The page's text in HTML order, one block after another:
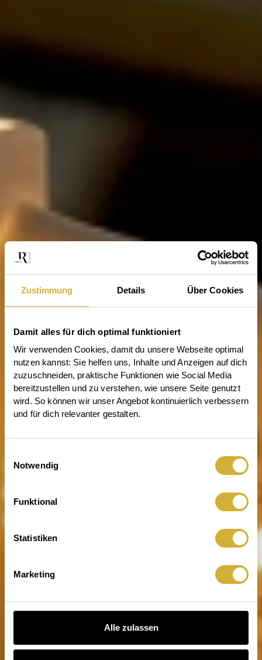
Zustimmung Details Über Cookies
Damit alles für dich optimal funktioniert
Wir verwenden Cookies, damit du unsere Webseite optimal
nutzen kannst: Sie helfen uns, Inhalte und Anzeigen auf dich
zuzuschneiden, praktische Funktionen wie Social Media
bereitzustellen und zu verstehen, wie unsere Seite genutzt
wird. So können wir unser Angebot kontinuierlich verbessern
und für dich relevanter gestalten.
Notwendig
Funktional
Statistiken
Marketing
Alle zulassen
Wenn dein Zuhause leuchtet